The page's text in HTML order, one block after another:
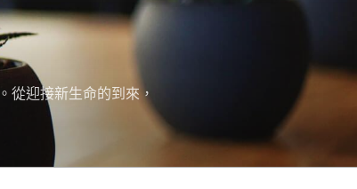
從迎接新生命的到來，